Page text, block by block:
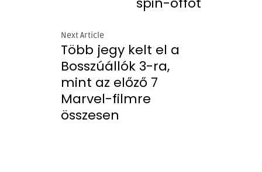
Next Article
Több jegy kelt el a
Bosszúállók 3-ra,
mint az előző 7
Marvel-filmre
összesen